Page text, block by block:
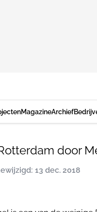
MagazineArchief
door
13 dec. 2018